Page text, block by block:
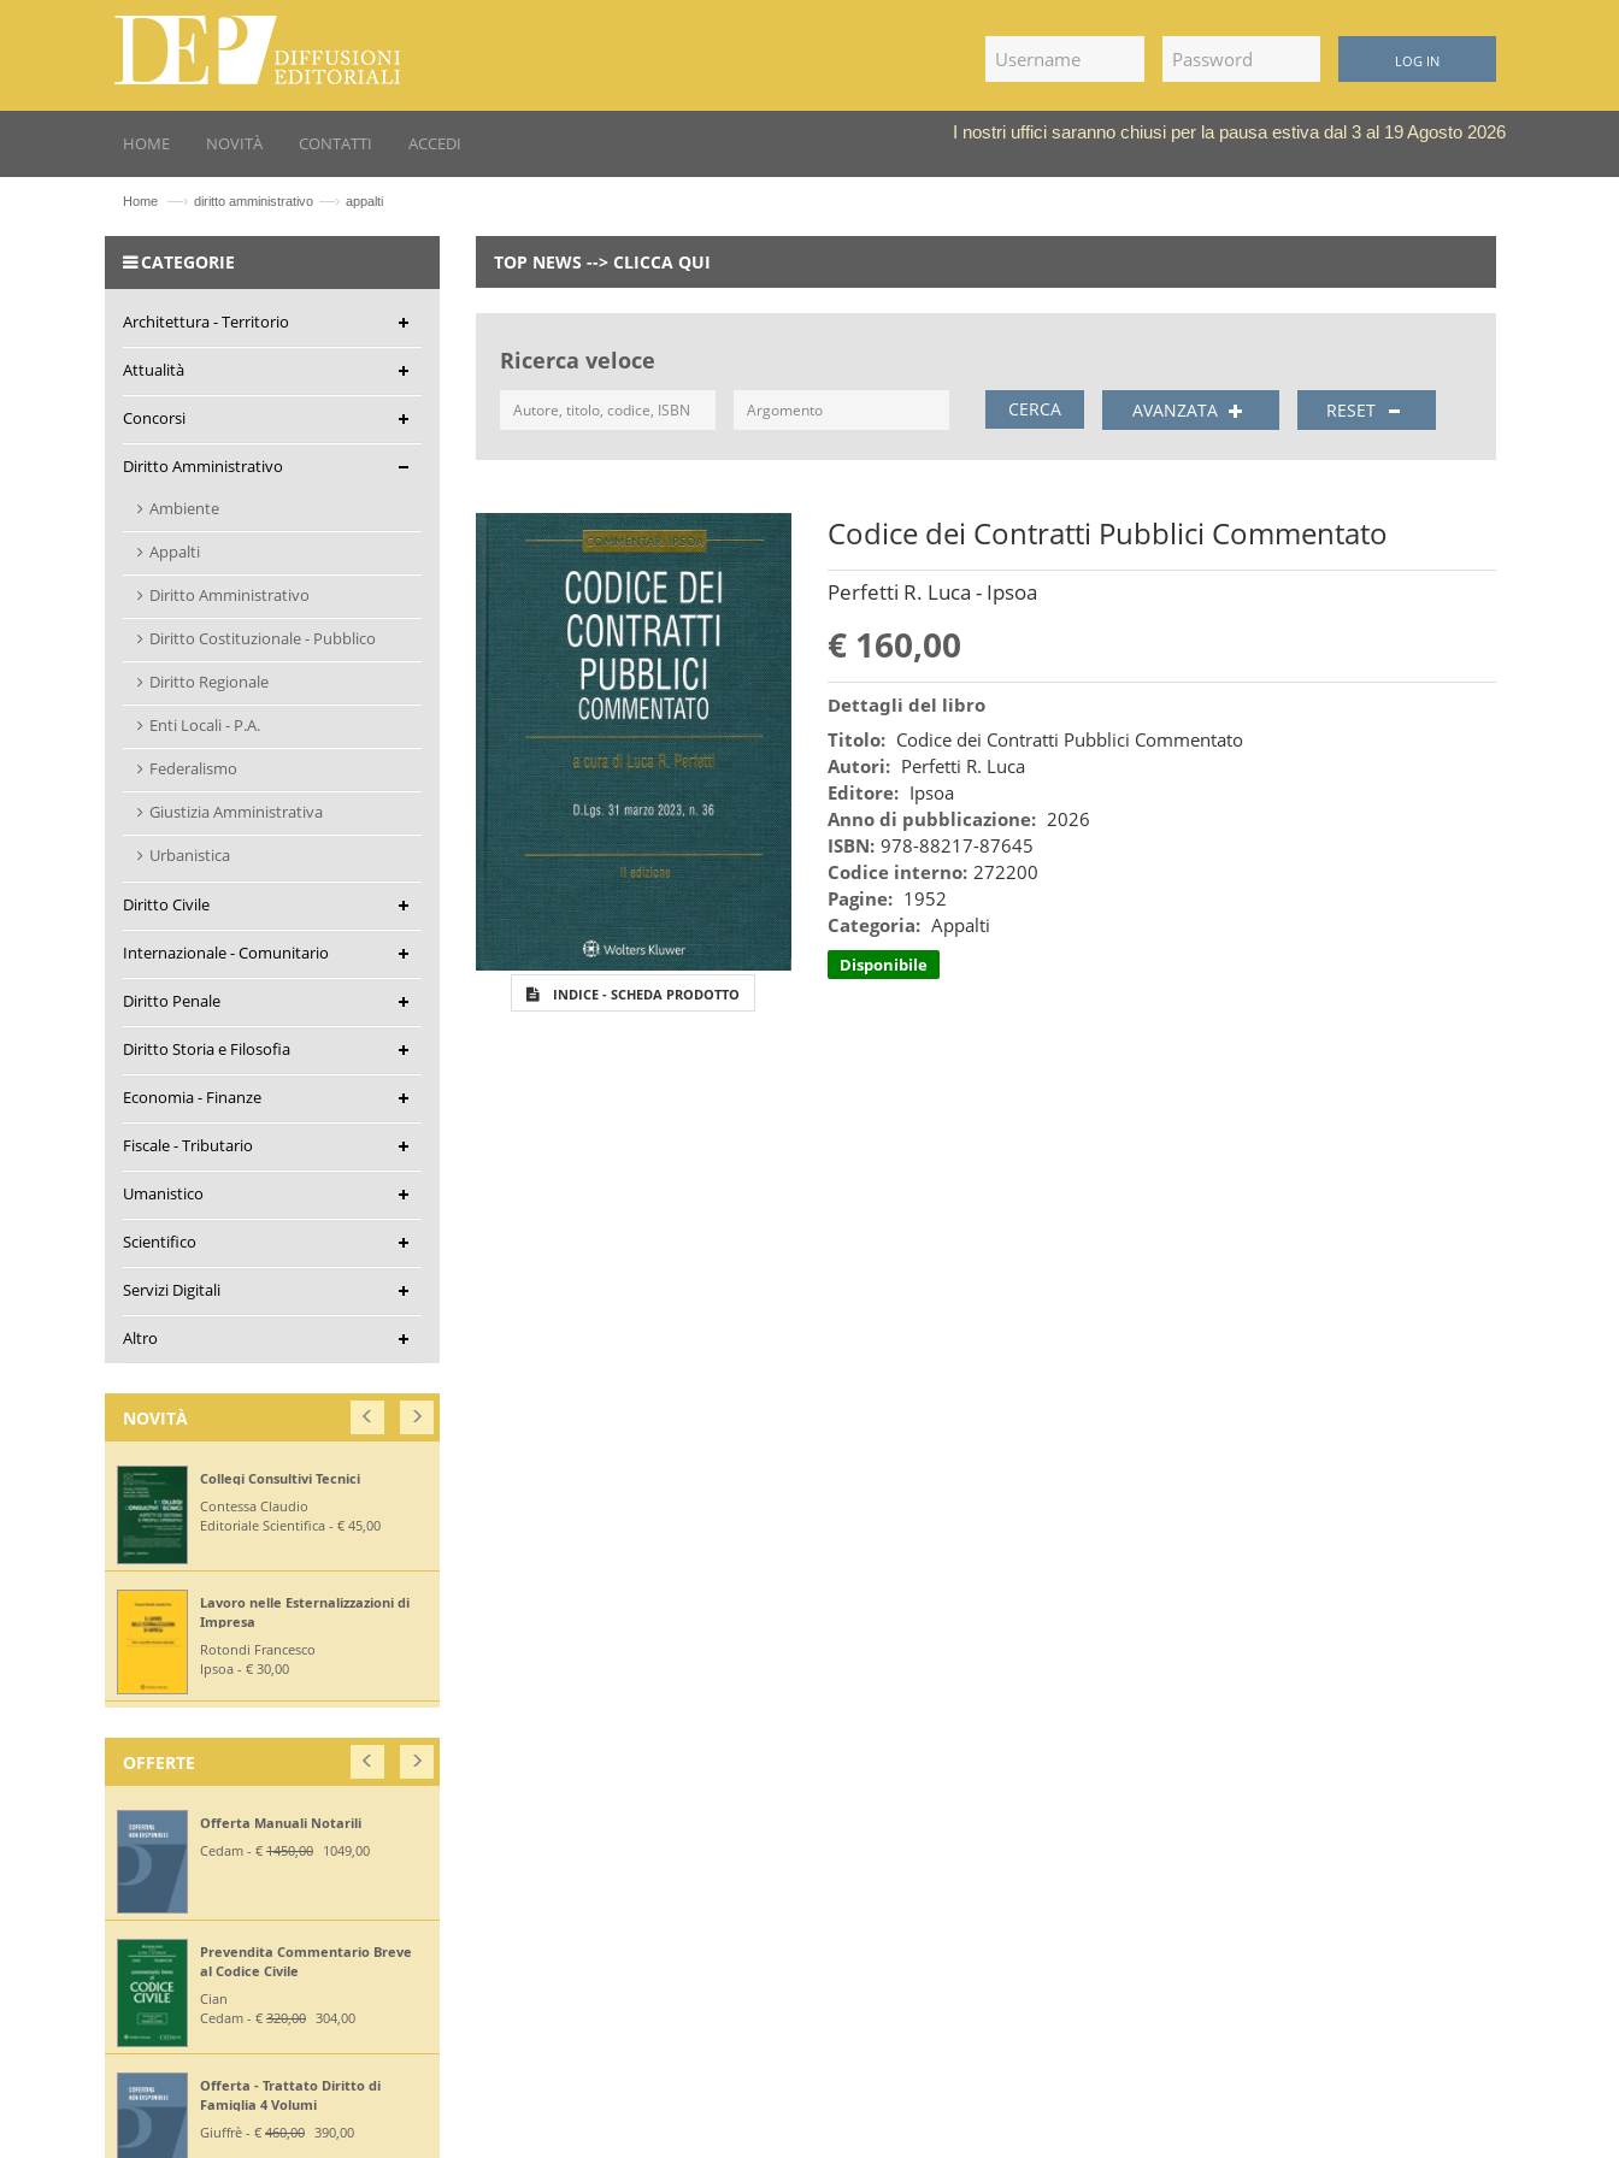
LOG IN
HOME NOVITÀ CONTATTI ACCEDI
I nostri uffici saranno chiusi per la pausa estiva dal 3 al 19 Agosto 2026
Home —› diritto amministrativo —› appalti
TOP NEWS --> CLICCA QUI
Ricerca veloce
CERCA AVANZATA RESET
INDICE - SCHEDA PRODOTTO
Codice dei Contratti Pubblici Commentato
Perfetti R. Luca - Ipsoa
€ 160,00
Dettagli del libro
Titolo: Codice dei Contratti Pubblici Commentato
Autori: Perfetti R. Luca
Editore: Ipsoa
Anno di pubblicazione: 2026
ISBN: 978-88217-87645
Codice interno: 272200
Pagine: 1952
Categoria: Appalti
Disponibile
CATEGORIE
Architettura - Territorio
Attualità
Concorsi
Diritto Amministrativo
Ambiente
Appalti
Diritto Amministrativo
Diritto Costituzionale - Pubblico
Diritto Regionale
Enti Locali - P.A.
Federalismo
Giustizia Amministrativa
Urbanistica
Diritto Civile
Internazionale - Comunitario
Diritto Penale
Diritto Storia e Filosofia
Economia - Finanze
Fiscale - Tributario
Umanistico
Scientifico
Servizi Digitali
Altro
NOVITÀ
Collegi Consultivi Tecnici
Contessa Claudio
Editoriale Scientifica - € 45,00
Lavoro nelle Esternalizzazioni di
Impresa
Rotondi Francesco
Ipsoa - € 30,00
OFFERTE
Offerta Manuali Notarili
Cedam - € 1450,00 1049,00
Prevendita Commentario Breve
al Codice Civile
Cian
Cedam - € 320,00 304,00
Offerta - Trattato Diritto di
Famiglia 4 Volumi
Giuffrè - € 460,00 390,00